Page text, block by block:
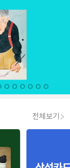
전체보기